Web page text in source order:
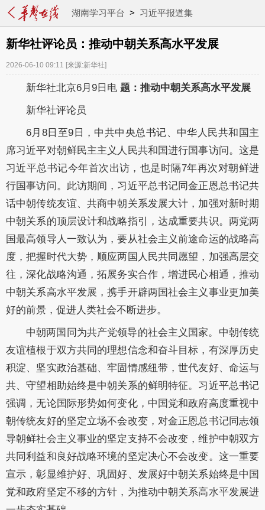
湖南学习平台 > 习近平报道集
新华社评论员：推动中朝关系高水平发展
2026-06-10 09:11 [来源:新华社]
新华社北京6月9日电 题：推动中朝关系高水平发展
新华社评论员
6月8日至9日，中共中央总书记、中华人民共和国主
席习近平对朝鲜民主主义人民共和国进行国事访问。这是
习近平总书记今年首次出访，也是时隔7年再次对朝鲜进
行国事访问。此访期间，习近平总书记同金正恩总书记共
话中朝传统友谊、共商中朝关系发展大计，加强对新时期
中朝关系的顶层设计和战略指引，达成重要共识。两党两
国最高领导人一致认为，要从社会主义前途命运的战略高
度，把握时代大势，顺应两国人民共同愿望，加强高层交
往，深化战略沟通，拓展务实合作，增进民心相通，推动
中朝关系高水平发展，携手开辟两国社会主义事业更加美
好的前景，促进人类社会不断进步。
中朝两国同为共产党领导的社会主义国家。中朝传统
友谊植根于双方共同的理想信念和奋斗目标，有深厚历史
积淀、坚实政治基础、牢固情感纽带，世代友好、命运与
共、守望相助始终是中朝关系的鲜明特征。习近平总书记
强调，无论国际形势如何变化，中国党和政府高度重视中
朝传统友好的坚定立场不会改变，对金正恩总书记同志领
导朝鲜社会主义事业的坚定支持不会改变，维护中朝双方
共同利益和良好战略环境的坚定决心不会改变。这一重要
宣示，彰显维护好、巩固好、发展好中朝关系始终是中国
党和政府坚定不移的方针，为推动中朝关系高水平发展进